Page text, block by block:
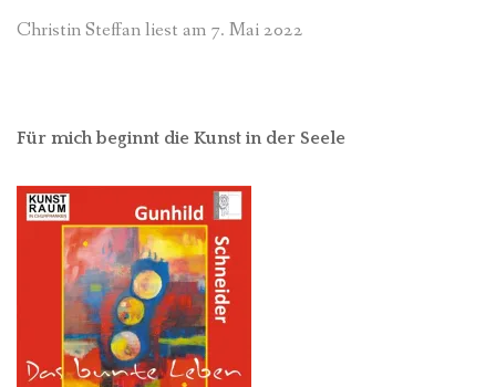
Christin Steffan liest am 7. Mai 2022
Für mich beginnt die Kunst in der Seele